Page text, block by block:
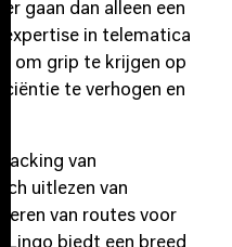
gaan dan alleen een
expertise in telematica
om grip te krijgen op
te verhogen en
van
uitlezen van
van routes voor
Linqo biedt een breed